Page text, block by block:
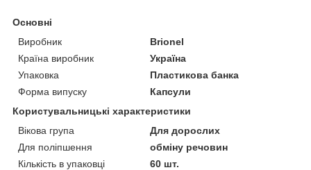
Основні
Виробник
Brionel
Країна виробник
Україна
Упаковка
Пластикова банка
Форма випуску
Капсули
Користувальницькі характеристики
Вікова група
Для дорослих
Для поліпшення
обміну речовин
Кількість в упаковці
60 шт.